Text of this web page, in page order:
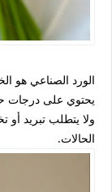
الورد الصناعي هو
يحتوي على درجات
ولا يتطلب تبريد
الحالات.